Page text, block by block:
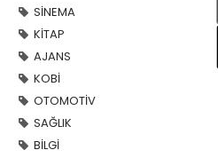
SİNEMA
KİTAP
AJANS
KOBİ
OTOMOTİV
SAĞLIK
BİLGİ